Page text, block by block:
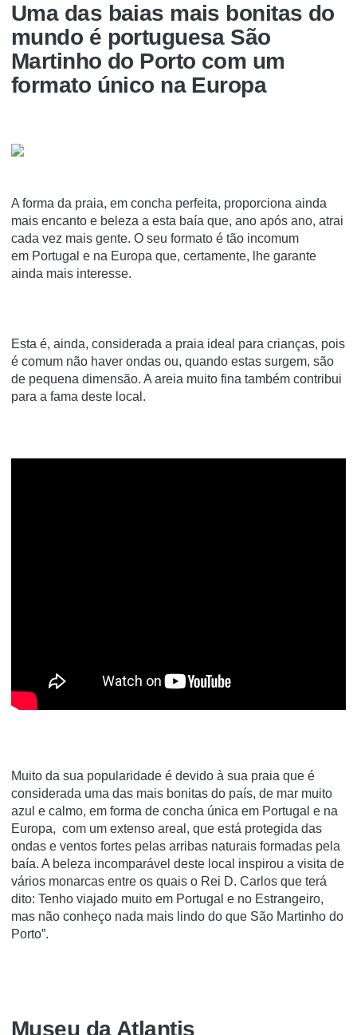
Uma das baias mais bonitas do
mundo é portuguesa São
Martinho do Porto com um
formato único na Europa
A forma da praia, em concha perfeita, proporciona ainda
mais encanto e beleza a esta baía que, ano após ano, atrai
cada vez mais gente. O seu formato é tão incomum
em Portugal e na Europa que, certamente, lhe garante
ainda mais interesse.
Esta é, ainda, considerada a praia ideal para crianças, pois
é comum não haver ondas ou, quando estas surgem, são
de pequena dimensão. A areia muito fina também contribui
para a fama deste local.
Muito da sua popularidade é devido à sua praia que é
considerada uma das mais bonitas do país, de mar muito
azul e calmo, em forma de concha única em Portugal e na
Europa, com um extenso areal, que está protegida das
ondas e ventos fortes pelas arribas naturais formadas pela
baía. A beleza incomparável deste local inspirou a visita de
vários monarcas entre os quais o Rei D. Carlos que terá
dito: Tenho viajado muito em Portugal e no Estrangeiro,
mas não conheço nada mais lindo do que São Martinho do
Porto”.
Museu da Atlantis